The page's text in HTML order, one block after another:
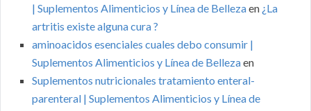
| Suplementos Alimenticios y Línea de Bellezaen ¿La
artritis existe alguna cura ?
aminoacidos esenciales cuales debo consumir |
Suplementos Alimenticios y Línea de Bellezaen
Suplementos nutricionales tratamiento enteral-
parenteral | Suplementos Alimenticios y Línea de